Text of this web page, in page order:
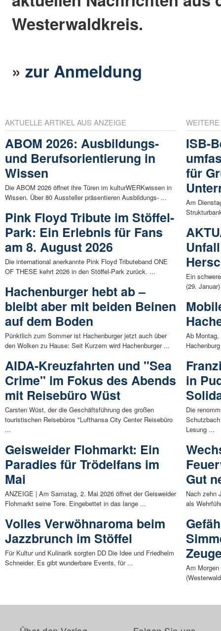
Westerwaldkreis.
»zur Anmeldung
AKTUELLE ARTIKEL AUS ANZEIGE
ABOM 2026: Ausbildungs-
und Berufsorientierung in
Wissen
Die ABOM 2026 öffnet ihre Türen im kulturWERKwissen in
Wissen. Über 80 Aussteller präsentieren Ausbildungs- ...
Pink Floyd Tribute im Stöffel-
Park: Ein Erlebnis für Fans
am 8. August 2026
Die international anerkannte Pink Floyd Tributeband ONE
OF THESE kehrt 2026 in den Stöffel-Park zurück. ...
Hachenburger hebt ab –
bleibt aber mit beiden Beinen
auf dem Boden
Pünktlich zum Sommer ist Hachenburger jetzt auch über
den Wolken zu Hause: Seit Kurzem wird Hachenburger ...
AIDA-Kreuzfahrten und "Sea
Crime" im Fokus des Abends
mit Reisebüro Wüst
Carsten Wüst, der die Geschäftsführung des großen
touristischen Reisebüros "Lufthansa City Center Reisebüro
...
Geisweider Flohmarkt: Ein
Paradies für Trödelfans im
Mai
ANZEIGE | Am Samstag, 2. Mai 2026 öffnet der Geisweider
Flohmarkt seine Tore. Eingebettet in das lange ...
Volles Verwöhnaroma beim
Jazzbrunch im Stöffel
Für Kultur und Kulinarik sorgten DD Die Idee und Friedhelm
Schneider. Es gibt wunderbare Events, für ...
ISB-
für
Am
Ein
(29.
Ab
in
Die
Lesung ...
Gut
Nach zehn
als
Am